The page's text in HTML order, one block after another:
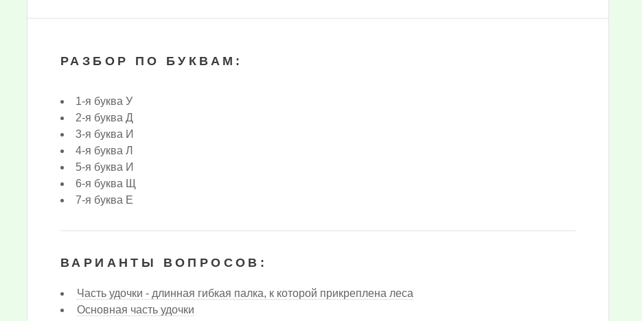
РАЗБОР ПО БУКВАМ:
1-я буква У
2-я буква Д
3-я буква И
4-я буква Л
5-я буква И
6-я буква Щ
7-я буква Е
ВАРИАНТЫ ВОПРОСОВ:
Часть удочки - длинная гибкая палка, к которой прикреплена леса
Основная часть удочки